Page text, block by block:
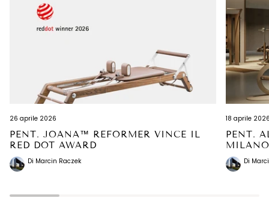
26 aprile 2026
PENT. JOANA™ REFORMER VINCE IL
RED DOT AWARD
Di Marcin Raczek
18 aprile
PENT.
MILANO
Di